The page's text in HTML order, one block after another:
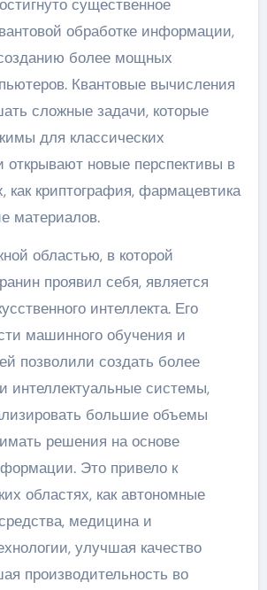
существенное
обработке информации,
более мощных
Квантовые вычисления
сложные задачи, которые
для классических
открывают новые перспективы в
как криптография, фармацевтика
материалов.
областью, в которой
проявил себя, является
интеллекта. Его
машинного обучения и
позволили создать более
интеллектуальные системы,
большие объемы
решения на основе
Это привело к
областях, как автономные
медицина и
улучшая качество
производительность во